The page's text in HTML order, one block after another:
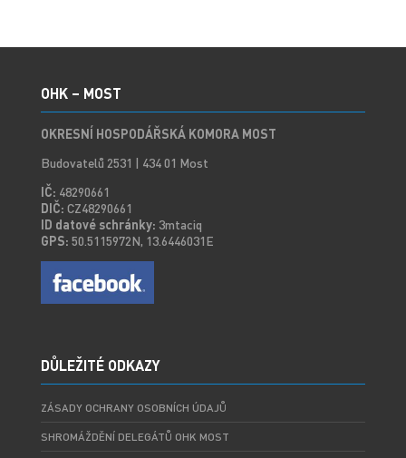
OHK – MOST
OKRESNÍ HOSPODÁŘSKÁ KOMORA MOST
Budovatelů 2531 | 434 01 Most
IČ: 48290661
DIČ: CZ48290661
ID datové schránky: 3mtaciq
GPS: 50.5115972N, 13.6446031E
DŮLEŽITÉ ODKAZY
ZÁSADY OCHRANY OSOBNÍCH ÚDAJŮ
SHROMÁŽDĚNÍ DELEGÁTŮ OHK MOST